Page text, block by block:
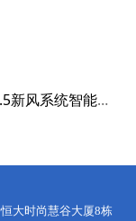
系统智能控制器
大时尚慧谷大厦8栋